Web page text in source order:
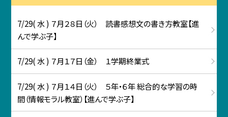
7/29( 水 ) ７月２８日（火） 読書感想文の書き方教室【進
んで学ぶ子】
7/29( 水 ) ７月１７日（金） １学期終業式
7/29( 水 ) ７月１４日（火） ５年・６年 総合的な学習の時
間（情報モラル教室）【進んで学ぶ子】